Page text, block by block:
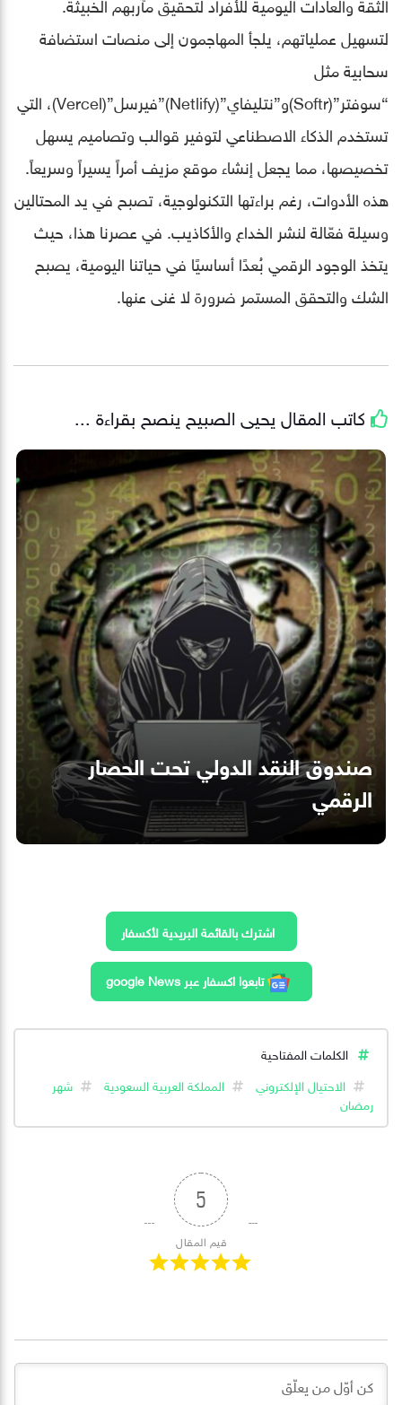
لتسهيل عملياتهم، يلجأ المهاجمون إلى منصات استضافة
سحابية مثل
“سوفتر”(Softr)و”نتليفاي”(Netlify)”فيرسل”(Vercel)، التي
تستخدم الذكاء الاصطناعي لتوفير قوالب وتصاميم يسهل
تخصيصها، مما يجعل إنشاء موقع مزيف أمراً يسيراً وسريعاً.
هذه الأدوات، رغم براءتها التكنولوجية، تصبح في يد المحتالين
وسيلة فعّالة لنشر الخداع والأكاذيب. في عصرنا هذا، حيث
يتخذ الوجود الرقمي بُعدًا أساسيًا في حياتنا اليومية، يصبح
الشك والتحقق المستمر ضرورة لا غنى عنها.
كاتب المقال يحيى الصبيح ينصح بقراءة ...
صندوق النقد الدولي تحت الحصار
الرقمي
اشترك بالقائمة البريدية لأكسفار
تابعوا اكسفار عبر google News
الكلمات المفتاحية
الاحتيال الإلكتروني
المملكة العربية السعودية
شهر
رمضان
5
قيم المقال